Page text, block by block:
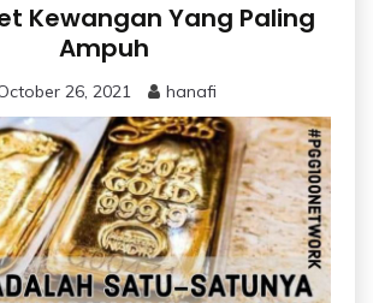
Kewangan Yang Paling
Ampuh
26, 2021 hanafi